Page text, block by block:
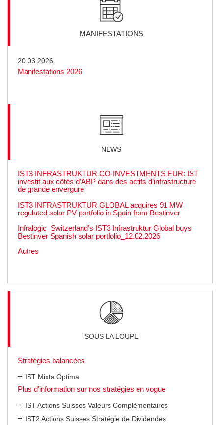
MANIFESTATIONS
20.03.2026
Manifestations 2026
NEWS
IST3 INFRASTRUKTUR CO‑INVESTMENTS EUR: IST
investit aux côtés d’ABP dans des actifs d’infrastructure
de grande envergure
IST3 INFRASTRUKTUR GLOBAL acquires 91 MW
regulated solar PV portfolio in Spain from Bestinver
Infralogic_Switzerland’s IST3 Infrastruktur Global buys
Bestinver Spanish solar portfolio_12.02.2026
Autres
SOUS LA LOUPE
Stratégies balancées
IST Mixta Optima
Plus d'information sur nos stratégies en vogue
IST Actions Suisses Valeurs Complémentaires
IST2 Actions Suisses Stratégie de Dividendes